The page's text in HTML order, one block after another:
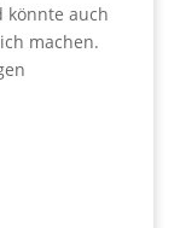
könnte auch
machen.